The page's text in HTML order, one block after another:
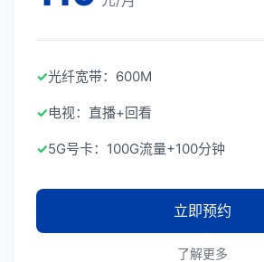
✓光纤宽带：600M
✓电视：直播+回看
✓5G号卡：100G流量+100分钟
立即预约
了解更多